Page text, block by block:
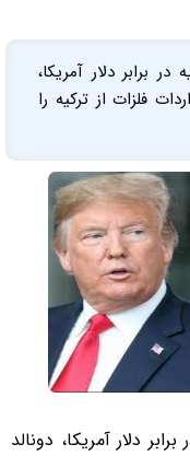
برابر دلار آمریکا،
فلزات از ترکیه را
دلار آمریکا، دونالد